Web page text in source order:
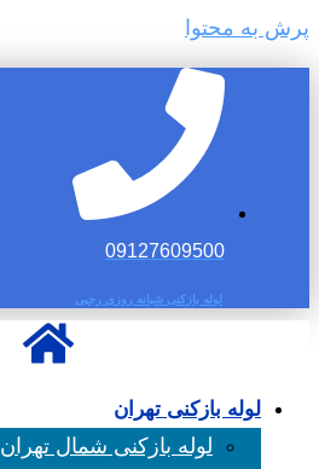
پرش به محتوا
09127609500
لوله بازکنی شبانه روزی رجبی
لوله بازکنی تهران
لوله بازکنی شمال تهران